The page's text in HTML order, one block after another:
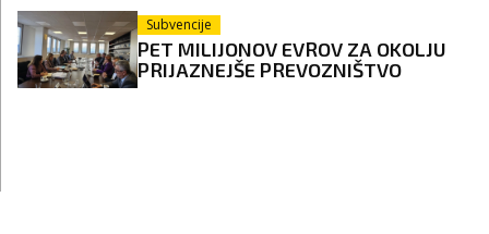
Subvencije
PET MILIJONOV EVROV ZA OKOLJU
PRIJAZNEJŠE PREVOZNIŠTVO